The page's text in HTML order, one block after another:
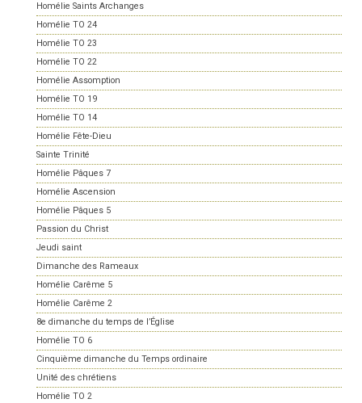
Homélie Saints Archanges
Homélie TO 24
Homélie TO 23
Homélie TO 22
Homélie Assomption
Homélie TO 19
Homélie TO 14
Homélie Fête-Dieu
Sainte Trinité
Homélie Pâques 7
Homélie Ascension
Homélie Pâques 5
Passion du Christ
Jeudi saint
Dimanche des Rameaux
Homélie Carême 5
Homélie Carême 2
8e dimanche du temps de l’Église
Homélie TO 6
Cinquième dimanche du Temps ordinaire
Unité des chrétiens
Homélie TO 2